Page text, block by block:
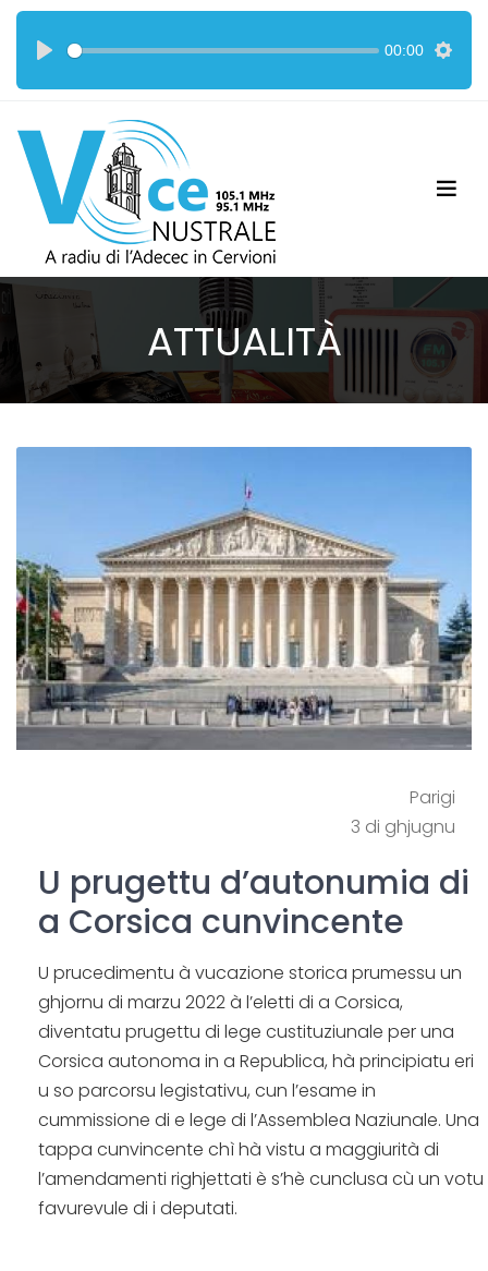
00:00
ATTUALITÀ
Parigi
3 di ghjugnu
U prugettu d’autonumia di
a Corsica cunvincente
U prucedimentu à vucazione storica prumessu un
ghjornu di marzu 2022 à l’eletti di a Corsica,
diventatu prugettu di lege custituziunale per una
Corsica autonoma in a Republica, hà principiatu eri
u so parcorsu legistativu, cun l’esame in
cummissione di e lege di l’Assemblea Naziunale. Una
tappa cunvincente chì hà vistu a maggiurità di
l’amendamenti righjettati è s’hè cunclusa cù un votu
favurevule di i deputati.